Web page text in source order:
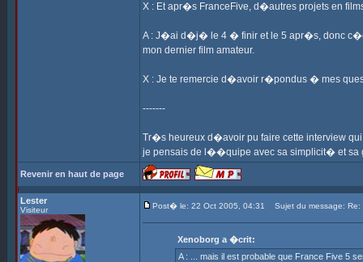
X : Et apr�s FranceFive, d�autres projets en
A : J�ai d�j� le 4 � finir et le 5 apr�s, donc
mon dernier film amateur.
X : Je te remercie d�avoir r�pondus � mes
-------
Tr�s heureux d�avoir pu faire cette interview
je pensais de l��quipe avec sa simplicit� et
Revenir en haut de page
Lester
Visiteur Post� le: 22 Oct 2005, 04:31 Sujet du message: Re:
Xenoborg a �crit:
A : ... mais il est probable que France Five 5